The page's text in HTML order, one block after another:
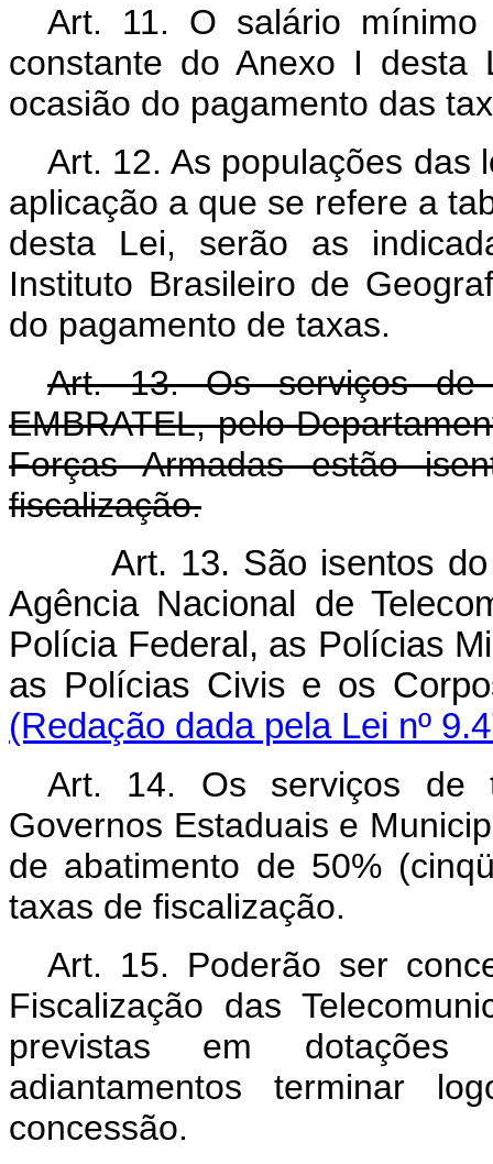
Art. 11. O salário
constante do Anexo I
ocasião do pagamento das
Art. 12. As populações das
aplicação a que se refere a
desta Lei, serão as
Instituto Brasileiro de
do pagamento de taxas.
Art. 13. Os serviços de
EMBRATEL, pelo
Forças Armadas estão
fiscalização.
Art. 13. São isentos
Agência Nacional de
Polícia Federal, as Polícias
as Polícias Civis e os
(Redação dada pela Lei nº
Art. 14. Os serviços de
Governos Estaduais e
de abatimento de 50%
taxas de fiscalização.
Art. 15. Poderão ser
Fiscalização das
previstas em dotações
adiantamentos terminar
concessão.